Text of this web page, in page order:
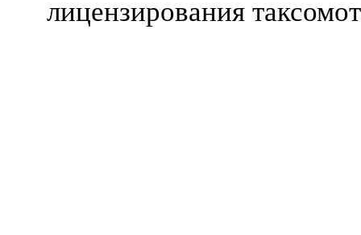
лицензирования